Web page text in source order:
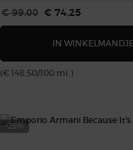
Oude prijs
€ 99,00 Nieuwe prijs
€ 74,25
IN WINKELMANDJE
(€ 148,50/100 ml.)
-25%